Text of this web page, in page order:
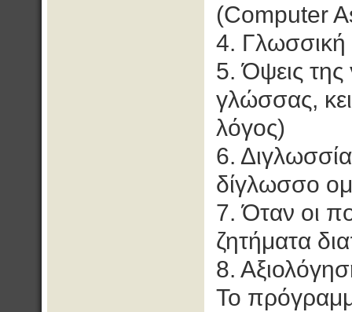
(Computer
4. Γλωσσική
5. Όψεις
γλώσσας,
λόγος)
6.
δίγλωσσο
7. Όταν οι
ζητήματα
8.
Το